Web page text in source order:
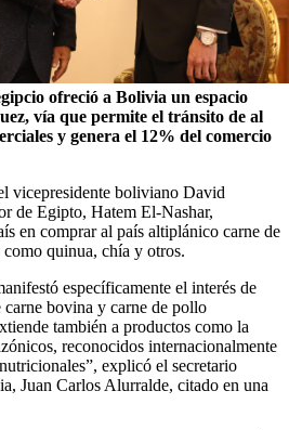
ofreció a Bolivia un espacio
vía que permite el tránsito de al
y genera el 12% del comercio
vicepresidente boliviano David
de Egipto, Hatem El-Nashar,
en comprar al país altiplánico carne de
quinua, chía y otros.
específicamente el interés de
bovina y carne de pollo
también a productos como la
reconocidos internacionalmente
explicó el secretario
Juan Carlos Alurralde, citado en una